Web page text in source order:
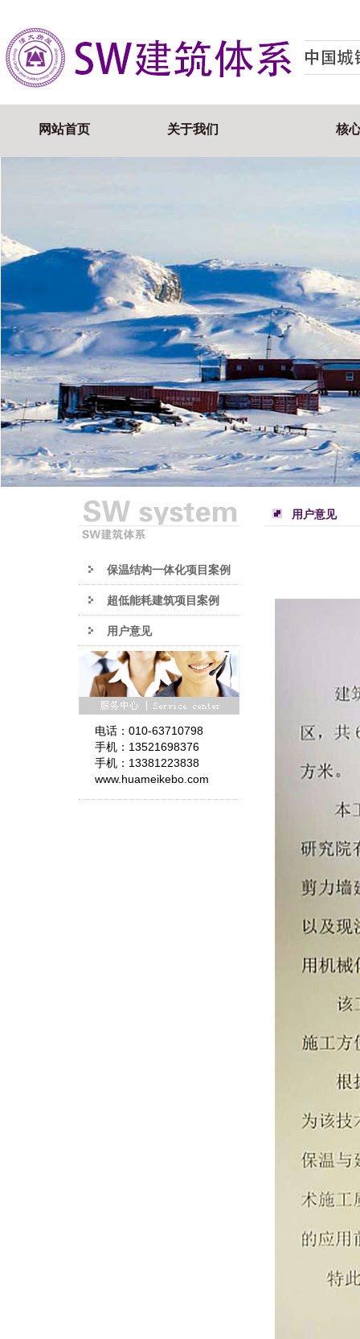
网站首页 关于我们 核
保温结构一体化项目案例
超低能耗建筑项目案例
用户意见
电话：010-63710798
手机：13521698376
手机：13381223838
www.huameikebo.com
用户意见